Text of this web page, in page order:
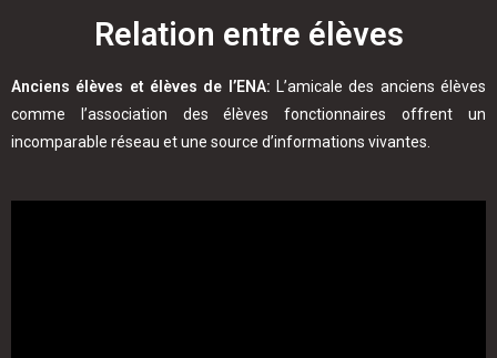
Relation entre élèves
Anciens élèves et élèves de l’ENA: L’amicale des anciens élèves
comme l’association des élèves fonctionnaires offrent un
incomparable réseau et une source d’informations vivantes.